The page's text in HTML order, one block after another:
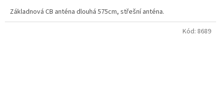
Základnová CB anténa dlouhá 575cm, střešní anténa.
Kód: 8689